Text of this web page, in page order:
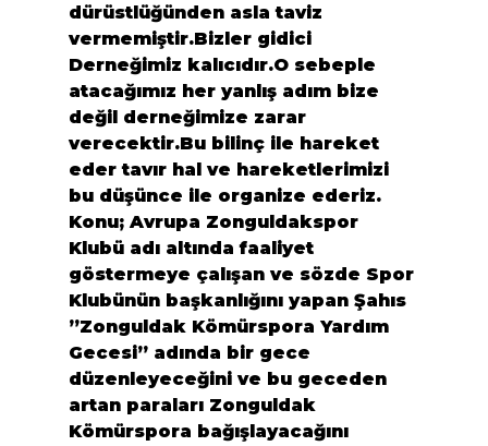
dürüstlüğünden asla taviz
vermemiştir.Bizler gidici
Derneğimiz kalıcıdır.O sebeple
atacağımız her yanlış adım bize
değil derneğimize zarar
verecektir.Bu bilinç ile hareket
eder tavır hal ve hareketlerimizi
bu düşünce ile organize ederiz.
Konu; Avrupa Zonguldakspor
Klubü adı altında faaliyet
göstermeye çalışan ve sözde Spor
Klubünün başkanlığını yapan Şahıs
”Zonguldak Kömürspora Yardım
Gecesi” adında bir gece
düzenleyeceğini ve bu geceden
artan paraları Zonguldak
Kömürspora bağışlayacağını